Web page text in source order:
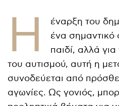
Η
έναρξη του
ένα
παιδί, αλλά
του αυτισμού, αυτή η
συνοδεύεται από
αγωνίες. Ως γονιός,